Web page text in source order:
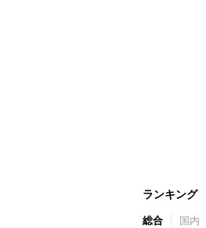
ランキング
総合 国内